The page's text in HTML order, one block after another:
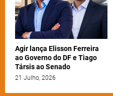
Agir lança Elisson Ferreira
ao Governo do DF e Tiago
Társis ao Senado
21 Julho, 2026